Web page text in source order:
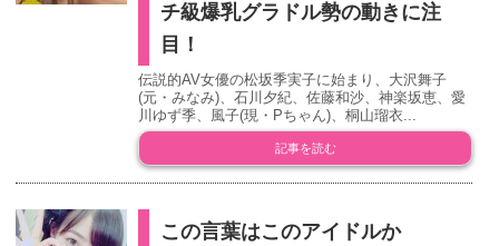
チ級爆乳グラドル勢の動きに注
目！
伝説的AV女優の松坂季実子に始まり、大沢舞子
(元・みなみ)、石川夕紀、佐藤和沙、神楽坂恵、愛
川ゆず季、風子(現・Pちゃん)、桐山瑠衣...
記事を読む
この言葉はこのアイドルか